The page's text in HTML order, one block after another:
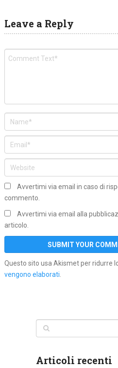
Leave a Reply
Avvertimi via email in caso di
commento.
Avvertimi via email alla
articolo.
Questo sito usa Akismet per ridurre
vengono elaborati
Articoli recenti